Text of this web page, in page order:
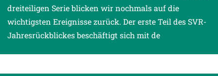
dreiteiligen Serie blicken wir nochmals auf die
wichtigsten Ereignisse zurück. Der erste Teil des SVR-
Jahresrückblickes beschäftigt sich mit de